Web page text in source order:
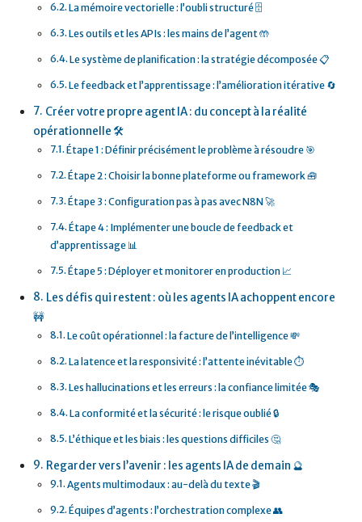
La mémoire vectorielle : l’oubli structuré 🗄️
Les outils et les APIs : les mains de l’agent 🤲
Le système de planification : la stratégie décomposée 📋
Le feedback et l’apprentissage : l’amélioration itérative 🔄
Créer votre propre agent IA : du concept à la réalité
opérationnelle 🛠️
Étape 1 : Définir précisément le problème à résoudre 🎯
Étape 2 : Choisir la bonne plateforme ou framework 🧰
Étape 3 : Configuration pas à pas avec N8N 🚀
Étape 4 : Implémenter une boucle de feedback et
d’apprentissage 📊
Étape 5 : Déployer et monitorer en production 📈
Les défis qui restent : où les agents IA achoppent encore
🚧
Le coût opérationnel : la facture de l’intelligence 💸
La latence et la responsivité : l’attente inévitable ⏱️
Les hallucinations et les erreurs : la confiance limitée 🎭
La conformité et la sécurité : le risque oublié 🔒
L’éthique et les biais : les questions difficiles 🤔
Regarder vers l’avenir : les agents IA de demain 🔮
Agents multimodaux : au-delà du texte 🎬
Équipes d’agents : l’orchestration complexe 👥